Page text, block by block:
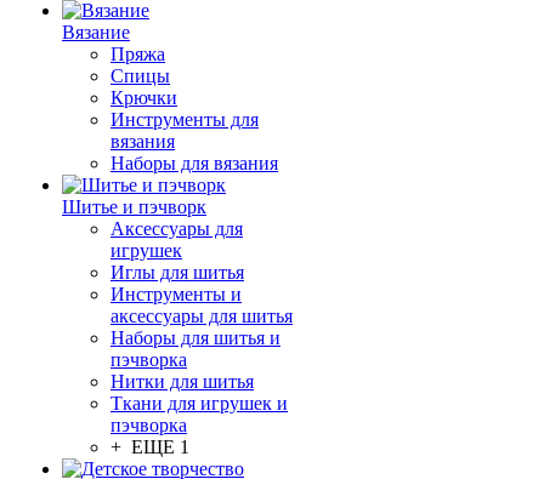
Вязание
Пряжа
Спицы
Крючки
Инструменты для
вязания
Наборы для вязания
Шитье и пэчворк
Аксессуары для
игрушек
Иглы для шитья
Инструменты и
аксессуары для шитья
Наборы для шитья и
пэчворка
Нитки для шитья
Ткани для игрушек и
пэчворка
+ ЕЩЕ 1